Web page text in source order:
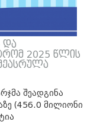
და
2025 წლის
შეადგინა
(456.0 მილიონი